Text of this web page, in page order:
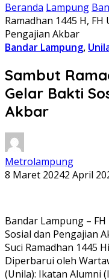
Beranda Lampung
Ramadhan 1445 H,
Pengajian Akbar
Bandar Lampung,
Sambut
Gelar Bakti
Akbar
Metrolampung
8 Maret 20242 April
Bandar Lampung –
Sosial dan Pengajian
Suci Ramadhan 1445
Diperbarui oleh
(Unila): Ikatan Alumni